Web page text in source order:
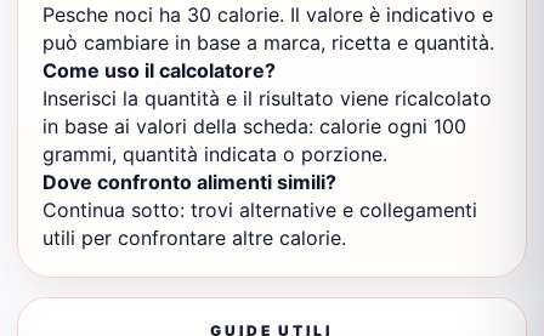
Pesche noci ha 30 calorie. Il valore è indicativo e
può cambiare in base a marca, ricetta e quantità.
Come uso il calcolatore?
Inserisci la quantità e il risultato viene ricalcolato
in base ai valori della scheda: calorie ogni 100
grammi, quantità indicata o porzione.
Dove confronto alimenti simili?
Continua sotto: trovi alternative e collegamenti
utili per confrontare altre calorie.
GUIDE UTILI